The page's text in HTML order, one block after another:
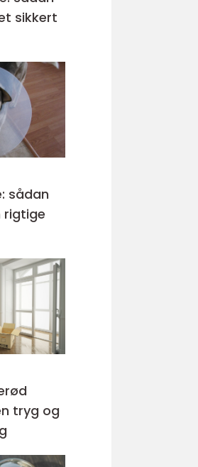
sikkert
sådan
tryg og